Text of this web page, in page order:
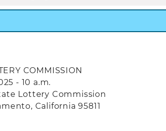
COMMISSION
- 10 a.m.
Lottery Commission
California 95811